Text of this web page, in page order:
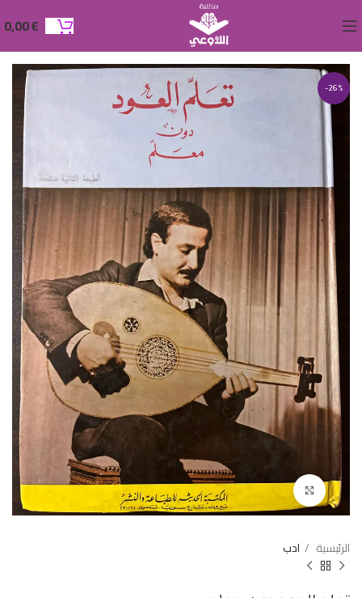
0,00€
-26%
Click to enlarge
الرئيسية ادب